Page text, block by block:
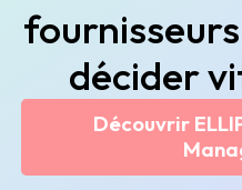
décider
Découvrir